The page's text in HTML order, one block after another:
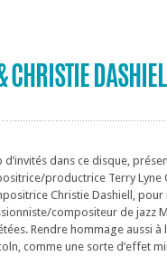
CHRISTIE
dans ce disque,
productrice Terry Lyne
Christie Dashiell,
compositeur de jazz
Rendre hommage aussi
comme une sorte d’effet